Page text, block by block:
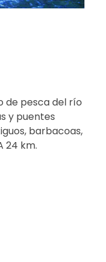
de pesca del río
y puentes
barbacoas,
24 km.